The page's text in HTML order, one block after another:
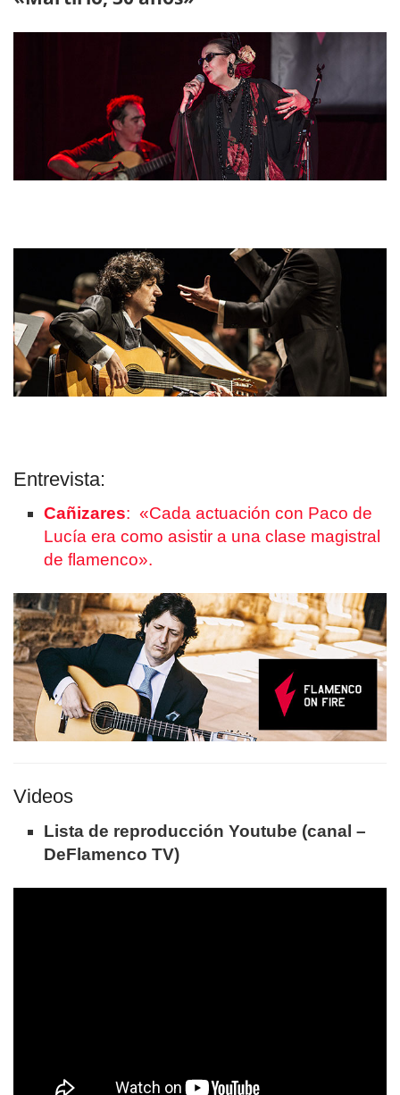
Entrevista:
Cañizares:«Cada actuación con Paco de
Lucía era como asistir a una clase magistral
de flamenco».
Videos
Lista de reproducción Youtube (canal –
DeFlamenco TV)